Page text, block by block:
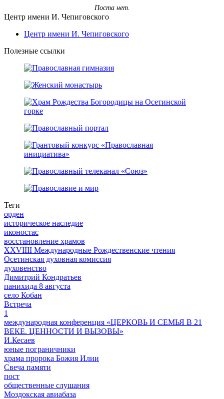
Поста нет.
Центр имени И. Чепиговского
Центр имени И. Чепиговского
Полезные ссылки
Теги
орден
историческое наследие
иконостас
восстановление храмов
XXVIIII Международные Рождественские чтения
Осетинская духовная комиссия
духовенство
Димитрий Кондратьев
панихида 8 августа
село Кобан
Встреча
1
международная конференция «ЦЕРКОВЬ И СЕМЬЯ В 21
ВЕКЕ. ЦЕННОСТИ И ВЫЗОВЫ»
И.Кесаев
юные пограничники
храма пророка Божия Илии
Свеча памяти
пост
общественные слушания
Моздокская авиабаза